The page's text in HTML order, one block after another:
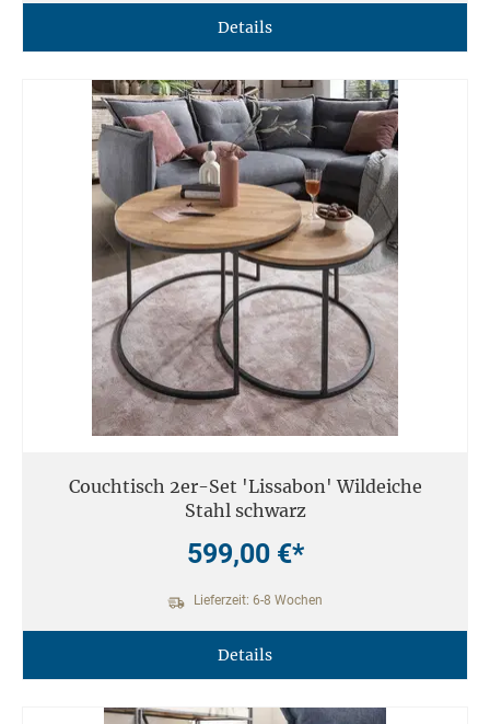
Details
Couchtisch 2er-Set 'Lissabon' Wildeiche
Stahl schwarz
599,00 €*
Lieferzeit: 6-8 Wochen
Details